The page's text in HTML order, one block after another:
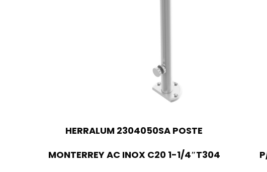
HERRALUM 2304050SA POSTE
MONTERREY AC INOX C20 1-1/4″T304